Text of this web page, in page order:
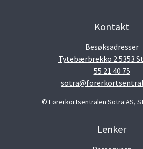
Kontakt
Besøksadresser
Tytebærbrekko 2 5353
55 21 40 75
© Førerkortsentralen Sotra AS,
Lenker